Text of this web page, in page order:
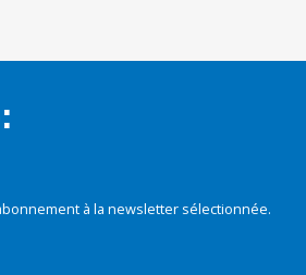
à la newsletter sélectionnée.